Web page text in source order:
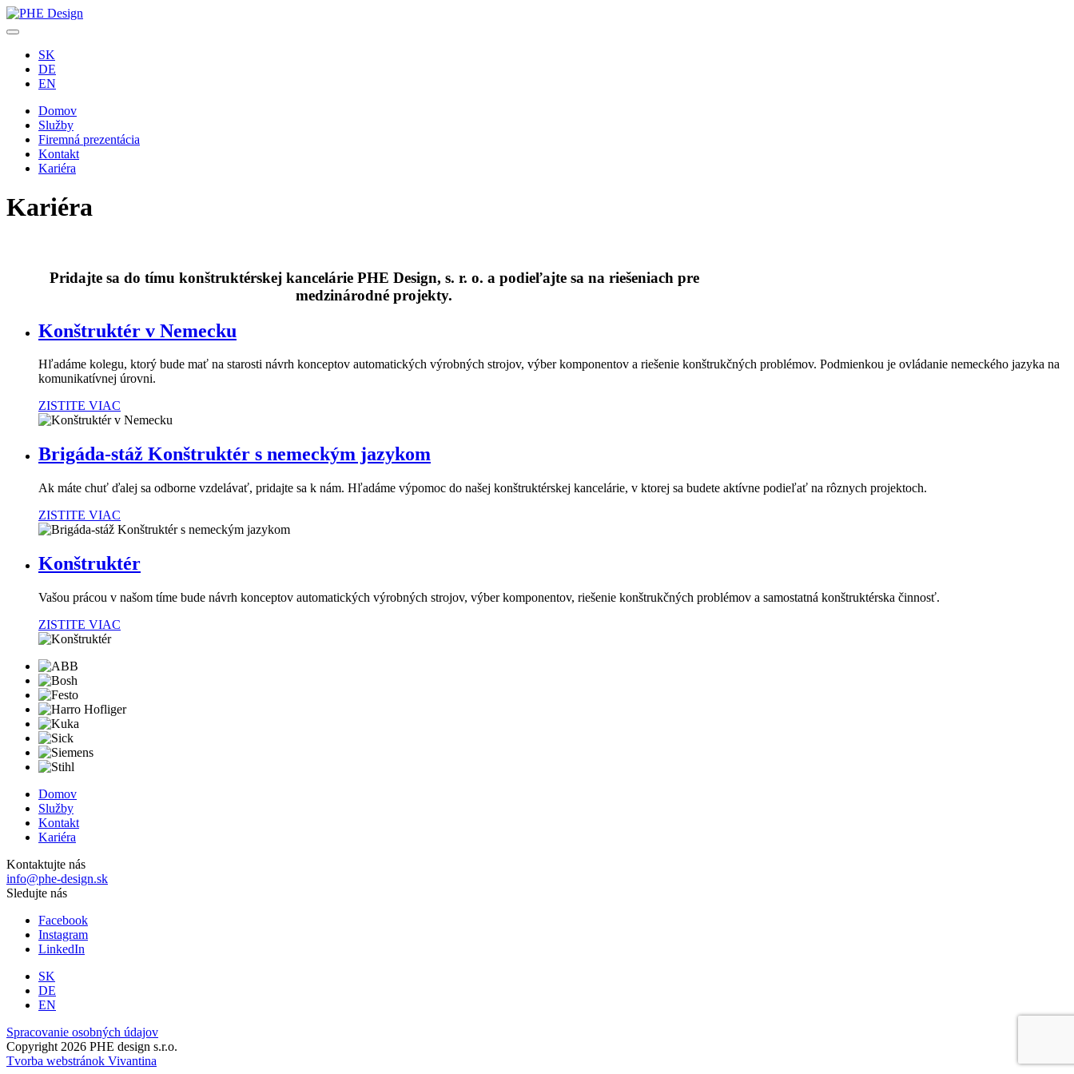
SK
DE
EN
Domov
Služby
Firemná prezentácia
Kontakt
Kariéra
Kariéra
Pridajte sa do tímu konštruktérskej kancelárie PHE Design, s. r. o. a podieľajte sa na riešeniach pre
medzinárodné projekty.
Konštruktér v Nemecku
Hľadáme kolegu, ktorý bude mať na starosti návrh konceptov automatických výrobných strojov, výber komponentov a riešenie konštrukčných problémov. Podmienkou je ovládanie nemeckého jazyka na
komunikatívnej úrovni.
ZISTITE VIAC
Brigáda-stáž Konštruktér s nemeckým jazykom
Ak máte chuť ďalej sa odborne vzdelávať, pridajte sa k nám. Hľadáme výpomoc do našej konštruktérskej kancelárie, v ktorej sa budete aktívne podieľať na rôznych projektoch.
ZISTITE VIAC
Konštruktér
Vašou prácou v našom tíme bude návrh konceptov automatických výrobných strojov, výber komponentov, riešenie konštrukčných problémov a samostatná konštruktérska činnosť.
ZISTITE VIAC
Domov
Služby
Kontakt
Kariéra
Kontaktujte nás
info@phe-design.sk
Sledujte nás
Facebook
Instagram
LinkedIn
SK
DE
EN
Spracovanie osobných údajov
Copyright 2026 PHE design s.r.o.
Tvorba webstránok Vivantina